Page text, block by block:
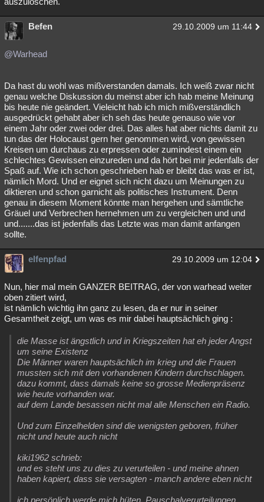
Befen 29.10.2009 um 11:44
@Warhead
Da hast du wohl was mißverstanden damals. Ich weiß zwar nicht
genau welche Diskussion du meinst aber ich hab meine Meinung
bis heute nie geändert. Vieleicht hab ich mich mißverständlich
ausgedrückt gehabt aber ich seh das heute genauso wie vor
einem Jahr oder zwei oder drei. Das alles hat aber nichts damit zu
tun das der Holocaust gern her genommen wird, von gewissen
Kreisen um durchaus zu erpressen oder zumindest einem ein
schlechtes Gewissen einzureden und da hört bei mir jedenfalls der
Spaß auf. Wie ich schon geschrieben hab er bleibt das was er ist,
nämlich Mord. Und er eignet sich nicht dazu um Meinungen zu
diktieren und schon garnicht als politisches Instrument. Denn
genau in diesem Moment könnte man hergehen und sämtliche
Gräuel und Verbrechen hernehmen um zu vergleichen und und
und.......das ist jedenfalls das Letzte was man damit anfangen
sollte.
elfenpfad 29.10.2009 um 12:04
Nun, hier mal mein GANZER BEITRAG, der von warhead weiter
oben zitiert wird,
ist nämlich wichtig ihn ganz zu lesen, da er nur in seiner
Gesamtheit zeigt, um was es mir dabei hauptsächlich ging :
die Masse ist ängstlich und in Kriegszeiten hat eh jeder Angst
um seine Existenz
Die Männer waren hauptsächlich im krieg und die Frauen
mussten sich mit den vorhandenen Kindern durchschlagen.
dazu kommt, dass damals keine so grosse Medienpräsenz
wie heute vorhanden war.
auf dem Lande besassen nicht mal alle Menschen ein Radio.
Und zum Einzelhelden sind die wenigsten geboren, früher
nicht und heute auch nicht
kiki1962 schrieb:
und es steht uns zu dies zu verurteilen - und meine ahnen
haben kapiert, dass sie versagten - manch andere eben nicht
ich persönlich werde mich hüten, Pauschalverurteilungen